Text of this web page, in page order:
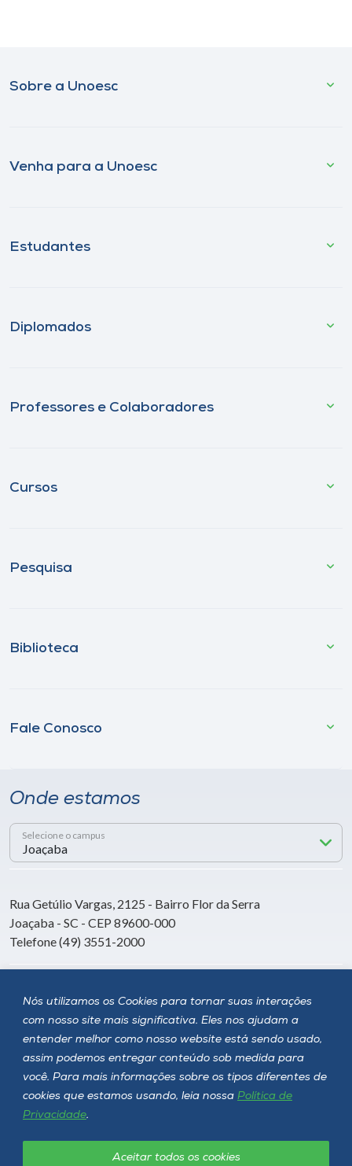
Nós utilizamos os Cookies para tornar suas interações
com nosso site mais significativa. Eles nos ajudam a
entender melhor como nosso website está sendo usado,
assim podemos entregar conteúdo sob medida para
você. Para mais informações sobre os tipos diferentes de
cookies que estamos usando, leia nossa Política de
Privacidade.
Aceitar todos os cookies
Sobre a Unoesc
Venha para a Unoesc
Estudantes
Diplomados
Professores e Colaboradores
Cursos
Pesquisa
Biblioteca
Fale Conosco
Onde estamos
Selecione o campus
Rua Getúlio Vargas, 2125 - Bairro Flor da Serra
Joaçaba - SC - CEP 89600-000
Telefone (49) 3551-2000
Siga a Unoesc